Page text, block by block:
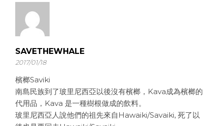
SAVETHEWHALE
2017/01/18
檳榔Saviki
南島民族到了玻里尼西亞以後沒有檳榔，Kava成為檳榔的
代用品，Kava 是一種樹根做成的飲料。
玻里尼西亞人說他們的祖先來自Hawaiki/Savaiki, 死了以